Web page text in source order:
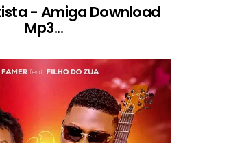
- Amiga Download
Mp3...